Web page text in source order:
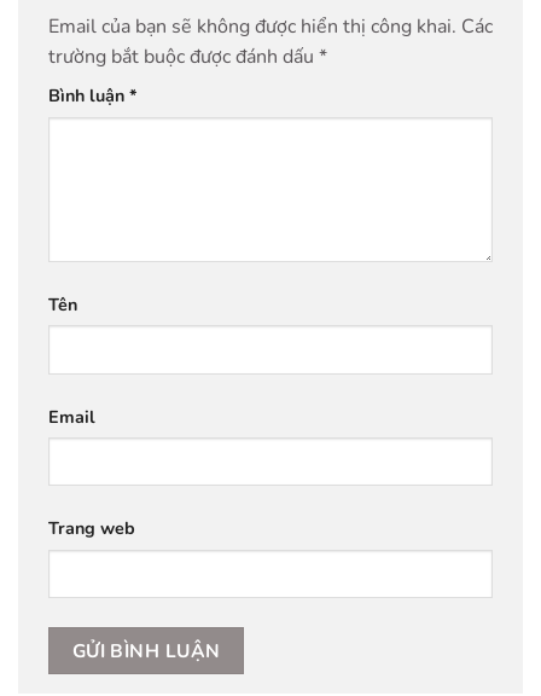
Email của bạn sẽ không được hiển thị công khai. Các
trường bắt buộc được đánh dấu *
Bình luận *
Tên
Email
Trang web